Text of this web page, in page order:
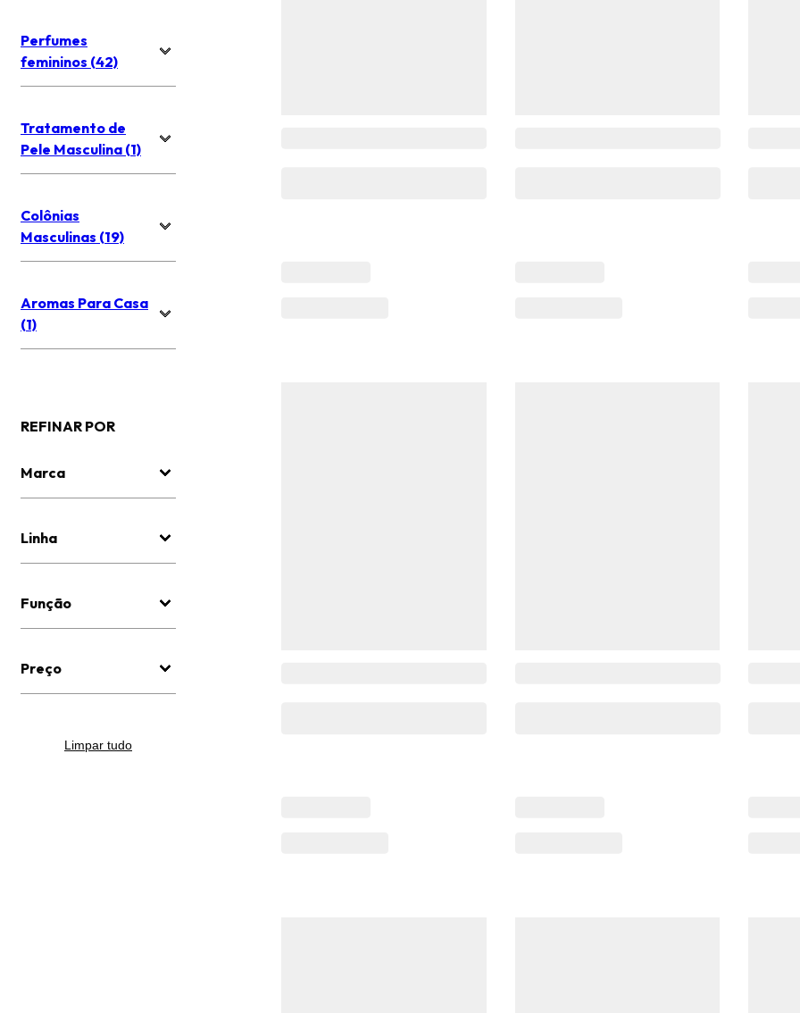
Perfumes
femininos (42)
Tratamento de
Pele Masculina (1)
Colônias
Masculinas (19)
Aromas Para Casa
(1)
REFINAR POR
Marca
Linha
Função
Preço
Limpar tudo